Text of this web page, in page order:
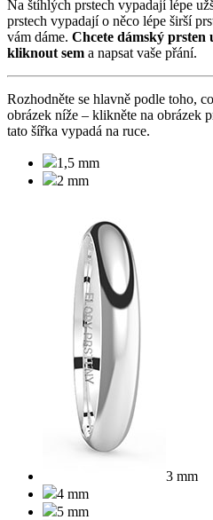
Na štíhlých prstech vypadají lépe
prstech vypadají o něco lépe širší
vám dáme. Chcete dámský prsten
kliknout sem a napsat vaše přání.
Rozhodněte se hlavně podle toho,
obrázek níže – klikněte na obrázek
tato šířka vypadá na ruce.
1,5 mm
2 mm
3 mm
4 mm
5 mm